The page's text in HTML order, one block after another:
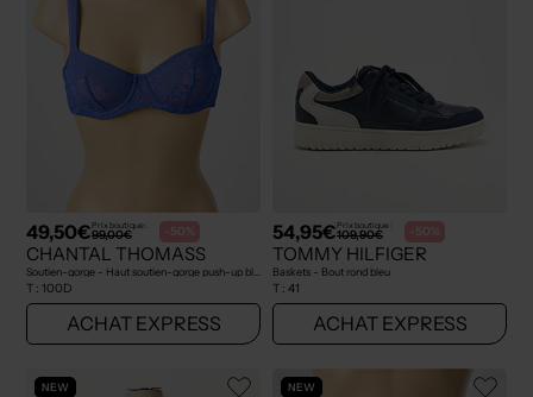
49,50€Prix boutique :
99,00€ -50%
CHANTAL THOMASS
T : 100D
ACHAT EXPRESS
54,95€Prix boutique :
109,90€ -50%
TOMMY HILFIGER
Baskets - Bout rond bleu
T : 41
ACHAT EXPRESS
NEW NEW